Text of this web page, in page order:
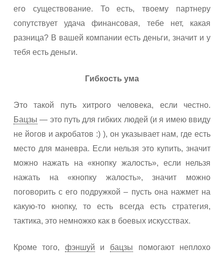
его существование. То есть, твоему партнеру
сопутствует удача финансовая, тебе нет, какая
разница? В вашей компании есть деньги, значит и у
тебя есть деньги.
Гибкость ума
Это такой путь хитрого человека, если честно.
Бацзы — это путь для гибких людей (и я имею ввиду
не йогов и акробатов :) ), он указывает нам, где есть
место для маневра. Если нельзя это купить, значит
можно нажать на «кнопку жалость», если нельзя
нажать на «кнопку жалость», значит можно
поговорить с его подружкой – пусть она нажмет на
какую-то кнопку, то есть всегда есть стратегия,
тактика, это немножко как в боевых искусствах.
Кроме того, фэншуй и бацзы помогают неплохо